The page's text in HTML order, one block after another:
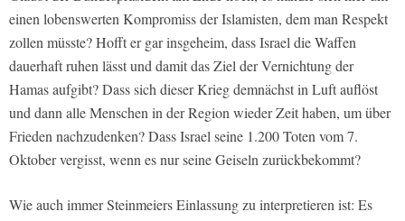
einen lobenswerten Kompromiss der Islamisten, dem man Respekt
zollen müsste? Hofft er gar insgeheim, dass Israel die Waffen
dauerhaft ruhen lässt und damit das Ziel der Vernichtung der
Hamas aufgibt? Dass sich dieser Krieg demnächst in Luft auflöst
und dann alle Menschen in der Region wieder Zeit haben, um über
Frieden nachzudenken? Dass Israel seine 1.200 Toten vom 7.
Oktober vergisst, wenn es nur seine Geiseln zurückbekommt?
Wie auch immer Steinmeiers Einlassung zu interpretieren ist: Es